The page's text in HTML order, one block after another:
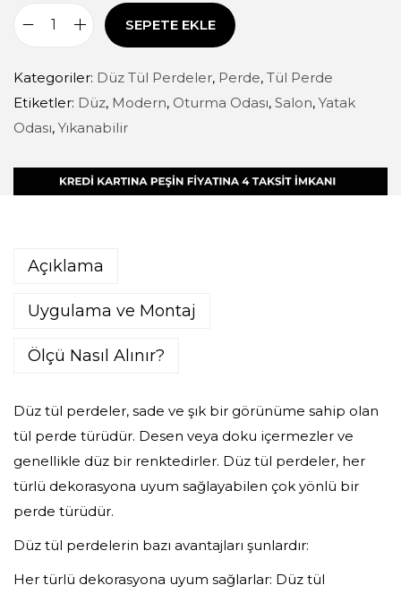
SEPETE EKLE
Kategoriler: Düz Tül Perdeler, Perde, Tül Perde
Etiketler: Düz, Modern, Oturma Odası, Salon, Yatak
Odası, Yıkanabilir
Açıklama
Uygulama ve Montaj
Ölçü Nasıl Alınır?
Düz tül perdeler, sade ve şık bir görünüme sahip olan
tül perde türüdür. Desen veya doku içermezler ve
genellikle düz bir renktedirler. Düz tül perdeler, her
türlü dekorasyona uyum sağlayabilen çok yönlü bir
perde türüdür.
Düz tül perdelerin bazı avantajları şunlardır:
Her türlü dekorasyona uyum sağlarlar: Düz tül